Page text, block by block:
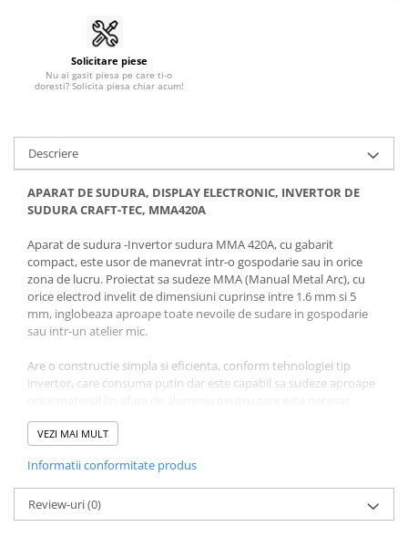
Solicitare piese
Nu ai gasit piesa pe care ti-o
doresti? Solicita piesa chiar acum!
Descriere
APARAT DE SUDURA, DISPLAY ELECTRONIC, INVERTOR DE
SUDURA CRAFT-TEC, MMA420A
Aparat de sudura -Invertor sudura MMA 420A, cu gabarit
compact, este usor de manevrat intr-o gospodarie sau in orice
zona de lucru. Proiectat sa sudeze MMA (Manual Metal Arc), cu
orice electrod invelit de dimensiuni cuprinse intre 1.6 mm si 5
mm, inglobeaza aproape toate nevoile de sudare in gospodarie
sau intr-un atelier mic.
Are o constructie simpla si eficienta, conform tehnologiei tip
invertor, care consuma putin dar este capabil sa sudeze aproape
curent alternativ). Componentele interioare sunt bine ventilate,
datorita cooler-ului amplasat pe partea dorsala a aparatului de
inrerupator on/off.
VEZI MAI MULT
Informatii conformitate produs
Review-uri(0)